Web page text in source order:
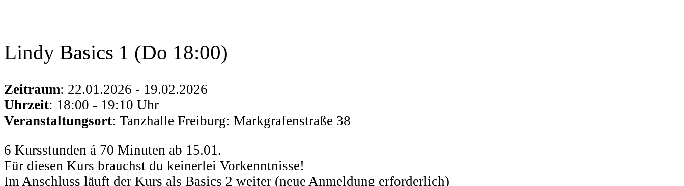
Lindy Basics 1 (Do 18:00)
Zeitraum: 22.01.2026 - 19.02.2026
Uhrzeit: 18:00 - 19:10 Uhr
Veranstaltungsort: Tanzhalle Freiburg: Markgrafenstraße 38
6 Kursstunden á 70 Minuten ab 15.01.
Für diesen Kurs brauchst du keinerlei Vorkenntnisse!
Im Anschluss läuft der Kurs als Basics 2 weiter (neue Anmeldung erforderlich)